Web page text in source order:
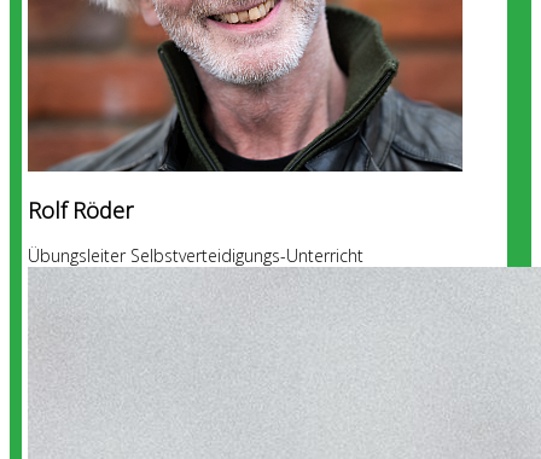
Rolf Röder
Übungsleiter Selbstverteidigungs-Unterricht